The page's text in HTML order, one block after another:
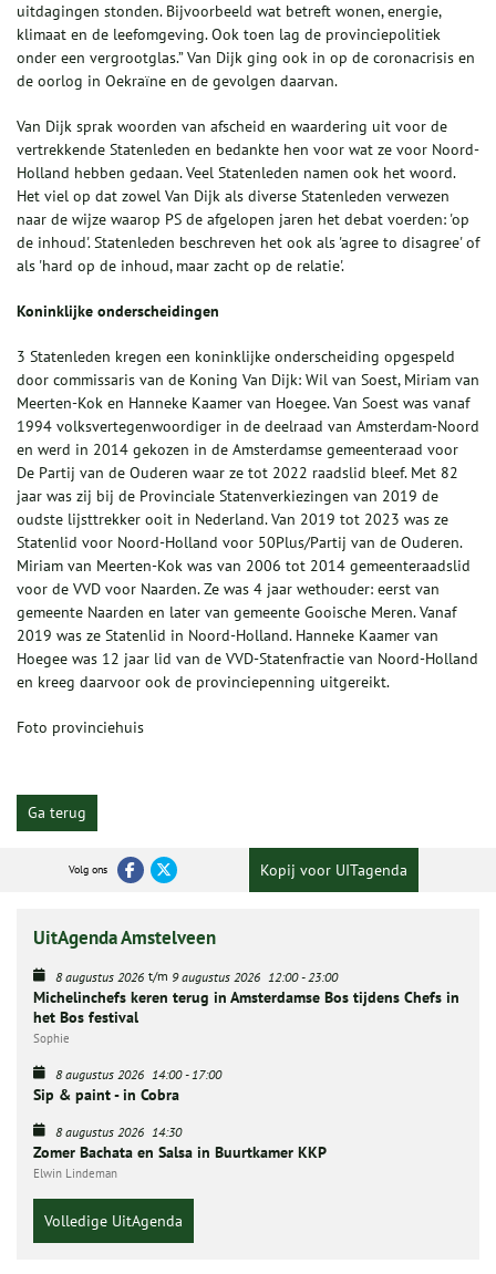
uitdagingen stonden. Bijvoorbeeld wat betreft wonen, energie,
klimaat en de leefomgeving. Ook toen lag de provinciepolitiek
onder een vergrootglas.” Van Dijk ging ook in op de coronacrisis en
de oorlog in Oekraïne en de gevolgen daarvan.
Van Dijk sprak woorden van afscheid en waardering uit voor de
vertrekkende Statenleden en bedankte hen voor wat ze voor Noord-
Holland hebben gedaan. Veel Statenleden namen ook het woord.
Het viel op dat zowel Van Dijk als diverse Statenleden verwezen
naar de wijze waarop PS de afgelopen jaren het debat voerden: 'op
de inhoud'. Statenleden beschreven het ook als 'agree to disagree' of
als 'hard op de inhoud, maar zacht op de relatie'.
Koninklijke onderscheidingen
3 Statenleden kregen een koninklijke onderscheiding opgespeld
door commissaris van de Koning Van Dijk: Wil van Soest, Miriam van
Meerten-Kok en Hanneke Kaamer van Hoegee. Van Soest was vanaf
1994 volksvertegenwoordiger in de deelraad van Amsterdam-Noord
en werd in 2014 gekozen in de Amsterdamse gemeenteraad voor
De Partij van de Ouderen waar ze tot 2022 raadslid bleef. Met 82
jaar was zij bij de Provinciale Statenverkiezingen van 2019 de
oudste lijsttrekker ooit in Nederland. Van 2019 tot 2023 was ze
Statenlid voor Noord-Holland voor 50Plus/Partij van de Ouderen.
Miriam van Meerten-Kok was van 2006 tot 2014 gemeenteraadslid
voor de VVD voor Naarden. Ze was 4 jaar wethouder: eerst van
gemeente Naarden en later van gemeente Gooische Meren. Vanaf
2019 was ze Statenlid in Noord-Holland. Hanneke Kaamer van
Hoegee was 12 jaar lid van de VVD-Statenfractie van Noord-Holland
en kreeg daarvoor ook de provinciepenning uitgereikt.
Foto provinciehuis
Ga terug
Volg ons Kopij voor UITagenda
UitAgenda Amstelveen
8 augustus 2026 t/m 9 augustus 2026 12:00-23:00
Michelinchefs keren terug in Amsterdamse Bos tijdens Chefs in
het Bos festival
Sophie
8 augustus 2026 14:00-17:00
Sip & paint - in Cobra
8 augustus 2026 14:30
Zomer Bachata en Salsa in Buurtkamer KKP
Elwin Lindeman
Volledige UitAgenda